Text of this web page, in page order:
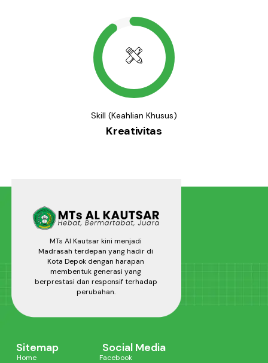
Skill (Keahlian Khusus)
Kreativitas
MTs Al Kautsar kini menjadi
Madrasah terdepan yang hadir di
Kota Depok dengan harapan
membentuk generasi yang
berprestasi dan responsif terhadap
perubahan.
Sitemap
Home
Social Media
Facebook